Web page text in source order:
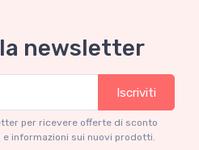
Metallic Silver Press
18
newsletter
Iscriviti
per ricevere offerte di sconto
informazioni sui nuovi prodotti.